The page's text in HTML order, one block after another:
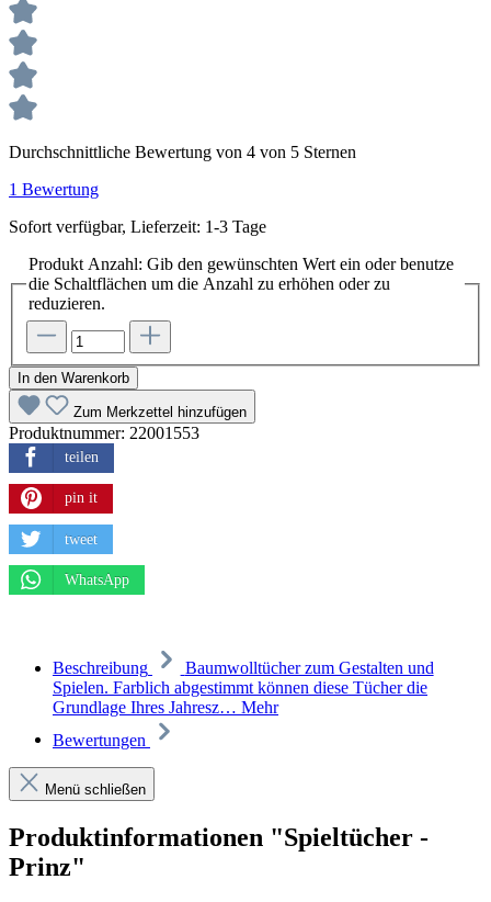
Durchschnittliche Bewertung von 4 von 5 Sternen
1 Bewertung
Sofort verfügbar, Lieferzeit: 1-3 Tage
Produkt Anzahl: Gib den gewünschten Wert ein oder benutze
die Schaltflächen um die Anzahl zu erhöhen oder zu
reduzieren.
In den Warenkorb
Zum Merkzettel hinzufügen
Produktnummer: 22001553
teilen
pin it
tweet
WhatsApp
Beschreibung
Baumwolltücher zum Gestalten und
Spielen. Farblich abgestimmt können diese Tücher die
Grundlage Ihres Jahresz… Mehr
Bewertungen
Menü schließen
Produktinformationen "Spieltücher -
Prinz"